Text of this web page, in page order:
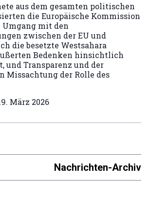
aus dem gesamten politischen
die Europäische Kommission
mit den
zwischen der EU und
die besetzte Westsahara
Bedenken hinsichtlich
und Transparenz und der
Missachtung der Rolle des
März 2026
Nachrichten-Archiv